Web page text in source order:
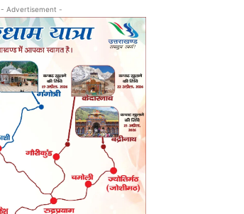
- Advertisement -